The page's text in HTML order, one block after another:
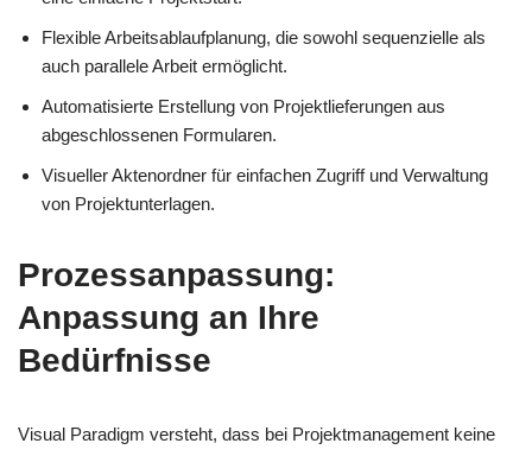
Flexible Arbeitsablaufplanung, die sowohl sequenzielle als
auch parallele Arbeit ermöglicht.
Automatisierte Erstellung von Projektlieferungen aus
abgeschlossenen Formularen.
Visueller Aktenordner für einfachen Zugriff und Verwaltung
von Projektunterlagen.
Prozessanpassung:
Anpassung an Ihre
Bedürfnisse
Visual Paradigm versteht, dass bei Projektmanagement keine